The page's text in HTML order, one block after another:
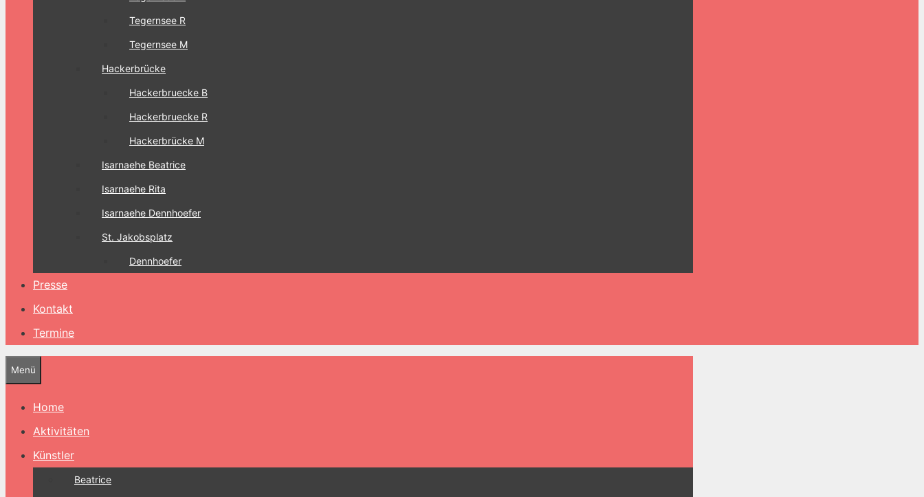
Tegernsee R
Tegernsee M
Hackerbrücke
Hackerbruecke B
Hackerbruecke R
Hackerbrücke M
Isarnaehe Beatrice
Isarnaehe Rita
Isarnaehe Dennhoefer
St. Jakobsplatz
Dennhoefer
Presse
Kontakt
Termine
Menü
Home
Aktivitäten
Künstler
Beatrice